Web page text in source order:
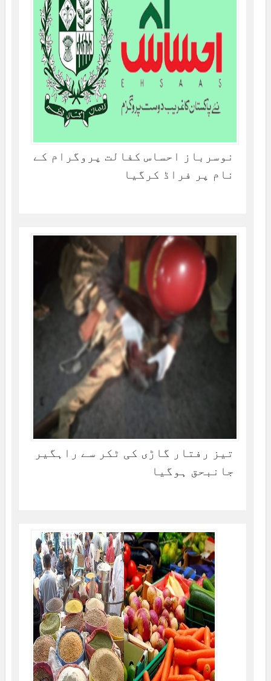
نوسرباز احساس کفالت پروگرام کے
نام پر فراڈ کرگیا
تیز رفتار گاڑی کی ٹکر سے راہگیر
جانبحق ہوگیا